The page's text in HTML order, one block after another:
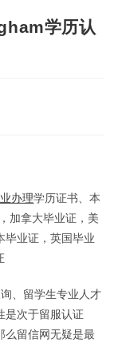
学历认
办理学历证书、本
加拿大毕业证，美
毕业证，英国毕业
、留学生专业人才
是次于留服认证
么留信网无疑是最